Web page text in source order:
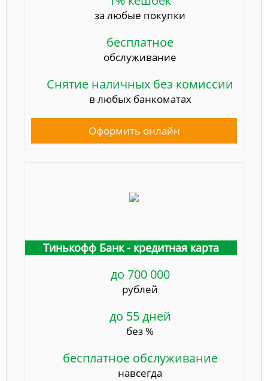
за любые покупки
бесплатное
обслуживание
Снятие наличных без комиссии
в любых банкоматах
Оформить онлайн
Тинькофф Банк - кредитная карта
до 700 000
рублей
до 55 дней
без %
бесплатное обслуживание
навсегда